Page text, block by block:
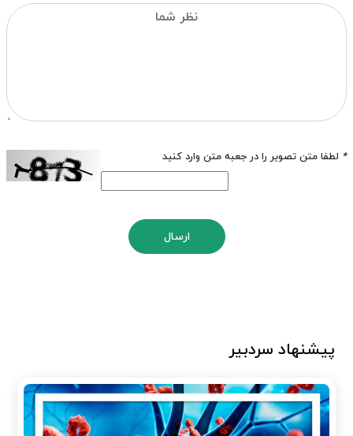
* لطفا متن تصویر را در جعبه متن وارد کنید
ارسال
پیشنهاد سردبیر